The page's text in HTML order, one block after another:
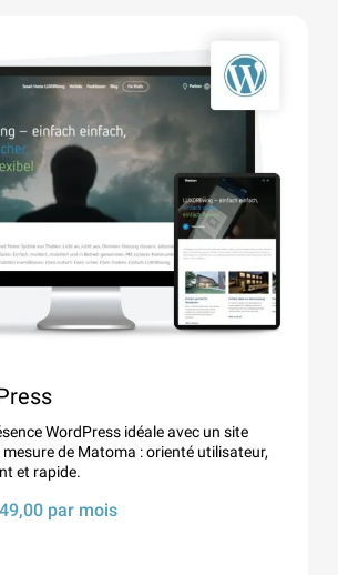
WordPress idéale avec un site
de Matoma : orienté utilisateur,
et rapide.
49,00par mois